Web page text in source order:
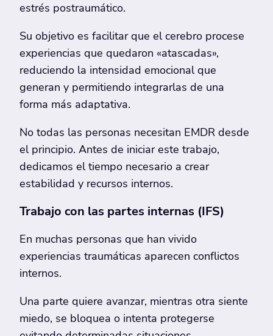
estrés postraumático.
Su objetivo es facilitar que el cerebro procese
experiencias que quedaron «atascadas»,
reduciendo la intensidad emocional que
generan y permitiendo integrarlas de una
forma más adaptativa.
No todas las personas necesitan EMDR desde
el principio. Antes de iniciar este trabajo,
dedicamos el tiempo necesario a crear
estabilidad y recursos internos.
Trabajo con las partes internas (IFS)
En muchas personas que han vivido
experiencias traumáticas aparecen conflictos
internos.
Una parte quiere avanzar, mientras otra siente
miedo, se bloquea o intenta protegerse